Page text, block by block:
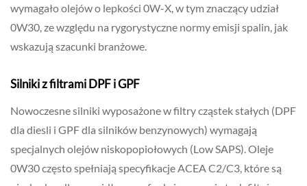
wymagało olejów o lepkości 0W-X, w tym znaczący udział
0W30, ze względu na rygorystyczne normy emisji spalin, jak
wskazują szacunki branżowe.
Silniki z filtrami DPF i GPF
Nowoczesne silniki wyposażone w filtry cząstek stałych (DPF
dla diesli i GPF dla silników benzynowych) wymagają
specjalnych olejów niskopopiołowych (Low SAPS). Oleje
0W30 często spełniają specyfikacje ACEA C2/C3, które są